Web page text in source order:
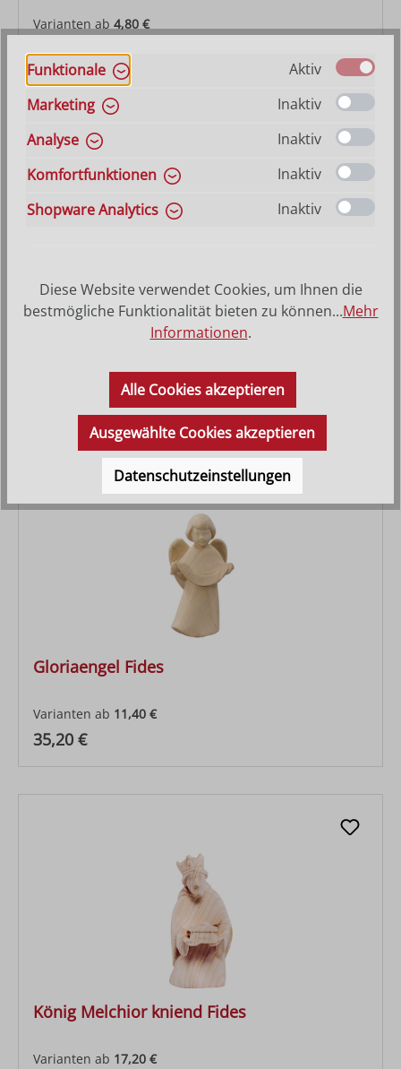
Varianten ab 4,80 €
Regulärer Preis:
11,00 €
Wiege Fides
Varianten ab5,10 €
Regulärer Preis:
Gloriaengel Fides
Varianten ab 11,40 €
Regulärer Preis:
35,20 €
König Melchior kniend Fides
Varianten ab 17,20 €
Funktionale
Aktiv
Marketing
Inaktiv
Analyse
Inaktiv
Komfortfunktionen
Inaktiv
Shopware Analytics
Inaktiv
Diese Website verwendet Cookies, um Ihnen die
bestmögliche Funktionalität bieten zu können...Mehr
Informationen.
Alle Cookies akzeptieren
Ausgewählte Cookies akzeptieren
Datenschutzeinstellungen